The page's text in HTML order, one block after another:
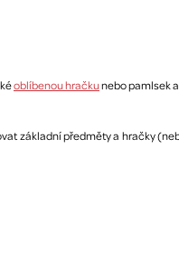
oblíbenou hračkunebo pamlsek
základní předměty a hračky